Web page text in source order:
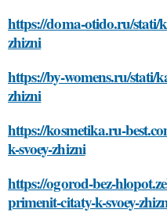
https://doma-otido.ru/stati/
zhizni
https://by-womens.ru/stati/
zhizni
https://kosmetika.ru-
k-svoey-zhizni
https://ogorod-bez-
primenit-citaty-k-svoey-